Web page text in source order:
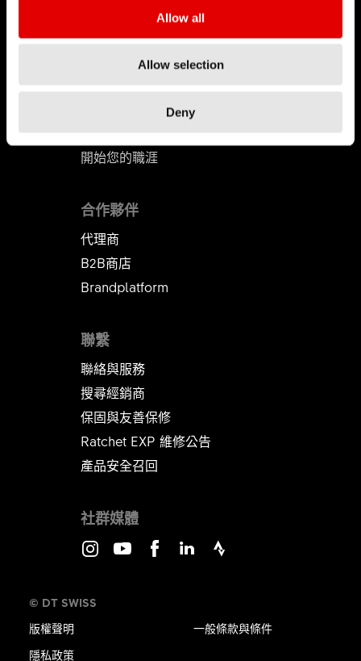
Allow all
Allow selection
Deny
工作 & 職涯
工作環境
開始您的職涯
聯繫
聯絡與服務
搜尋經銷商
保固與友善保修
Ratchet EXP 維修公告​​​​​​​
產品安全召回
合作夥伴
代理商
B2B商店
Brandplatform
社群媒體
© DT SWISS
版權聲明
隱私政策
一般條款與條件